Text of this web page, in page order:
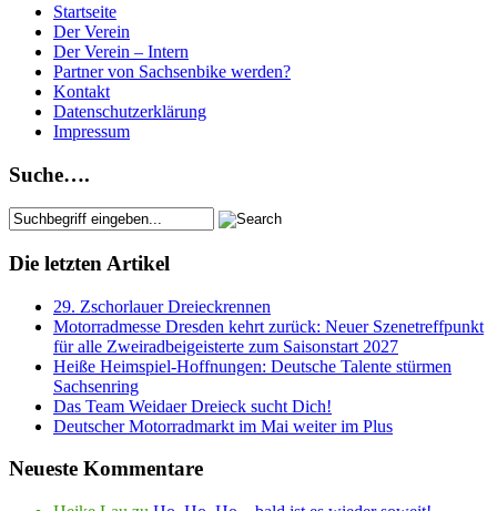
Startseite
Der Verein
Der Verein – Intern
Partner von Sachsenbike werden?
Kontakt
Datenschutzerklärung
Impressum
Suche….
Die letzten Artikel
29. Zschorlauer Dreieckrennen
Motorradmesse Dresden kehrt zurück: Neuer Szenetreffpunkt
für alle Zweiradbeigeisterte zum Saisonstart 2027
Heiße Heimspiel-Hoffnungen: Deutsche Talente stürmen
Sachsenring
Das Team Weidaer Dreieck sucht Dich!
Deutscher Motorradmarkt im Mai weiter im Plus
Neueste Kommentare